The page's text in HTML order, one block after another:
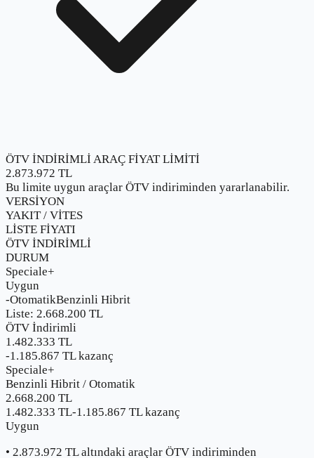
ÖTV İNDİRİMLİ ARAÇ FİYAT LİMİTİ
2.873.972 TL
Bu limite uygun araçlar ÖTV indiriminden yararlanabilir.
VERSİYON
YAKIT / VİTES
LİSTE FİYATI
ÖTV İNDİRİMLİ
DURUM
Speciale+
Uygun
-OtomatikBenzinli Hibrit
Liste: 2.668.200 TL
ÖTV İndirimli
1.482.333 TL
-1.185.867 TL kazanç
Speciale+
Benzinli Hibrit / Otomatik
2.668.200 TL
1.482.333 TL-1.185.867 TL kazanç
Uygun
• 2.873.972 TL altındaki araçlar ÖTV indiriminden